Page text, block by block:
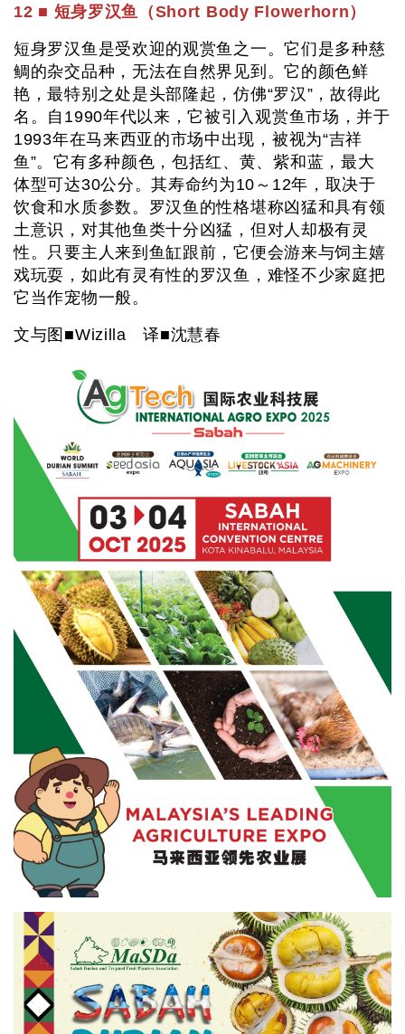
12 ■ 短身罗汉鱼（Short Body Flowerhorn）
短身罗汉鱼是受欢迎的观赏鱼之一。它们是多种慈
鲷的杂交品种，无法在自然界见到。它的颜色鲜
艳，最特别之处是头部隆起，仿佛“罗汉”，故得此
名。自1990年代以来，它被引入观赏鱼市场，并于
1993年在马来西亚的市场中出现，被视为“吉祥
鱼”。它有多种颜色，包括红、黄、紫和蓝，最大
体型可达30公分。其寿命约为10～12年，取决于
饮食和水质参数。罗汉鱼的性格堪称凶猛和具有领
土意识，对其他鱼类十分凶猛，但对人却极有灵
性。只要主人来到鱼缸跟前，它便会游来与饲主嬉
戏玩耍，如此有灵有性的罗汉鱼，难怪不少家庭把
它当作宠物一般。
文与图■Wizilla 译■沈慧春